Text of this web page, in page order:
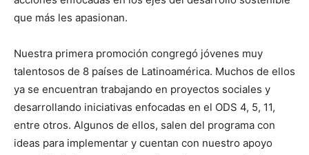
que más les apasionan.
Nuestra primera promoción congregó jóvenes muy
talentosos de 8 países de Latinoamérica. Muchos de ellos
ya se encuentran trabajando en proyectos sociales y
desarrollando iniciativas enfocadas en el ODS 4, 5, 11,
entre otros. Algunos de ellos, salen del programa con
ideas para implementar y cuentan con nuestro apoyo